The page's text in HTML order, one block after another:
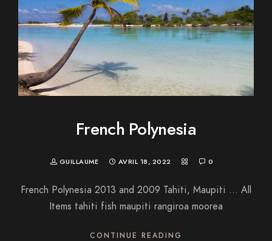
French Polynesia
GUILLAUME AVRIL 18, 2022 0
French Polynesia 2013 and 2009 Tahiti, Maupiti … All
Items tahiti fish maupiti rangiroa moorea
CONTINUE READING